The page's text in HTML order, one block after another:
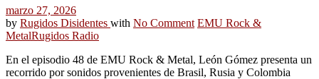
marzo 27, 2026
by Rugidos Disidentes with No Comment EMU Rock &
MetalRugidos Radio
En el episodio 48 de EMU Rock & Metal, León Gómez presenta un
recorrido por sonidos provenientes de Brasil, Rusia y Colombia